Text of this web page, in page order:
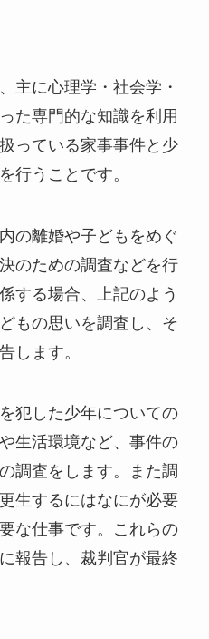
主に心理学・社会学・
た専門的な知識を利用
っている家事事件と少
行うことです。
の離婚や子どもをめぐ
のための調査などを行
する場合、上記のよう
もの思いを調査し、そ
します。
犯した少年についての
生活環境など、事件の
調査をします。また調
生するにはなにが必要
な仕事です。これらの
報告し、裁判官が最終